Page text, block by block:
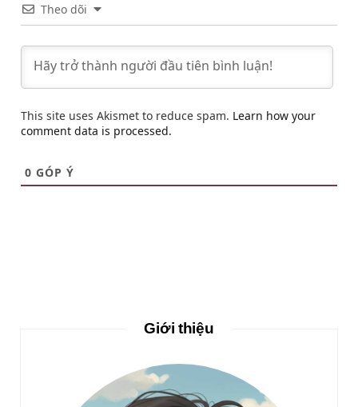
Theo dõi
This site uses Akismet to reduce spam. Learn how your
comment data is processed.
0 GÓP Ý
Giới thiệu